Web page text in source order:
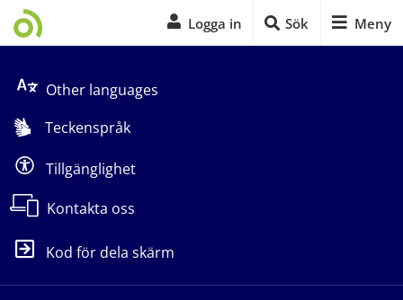
Logga in Sök Meny
Other languages
Teckenspråk
Tillgänglighet
Kontakta oss
Kod för dela skärm